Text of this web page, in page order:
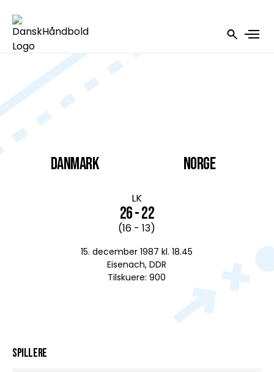
DANMARK
LK
26 - 22
(16 - 13)
15. december 1987 kl. 18.45
Eisenach, DDR
Tilskuere: 900
Norge
Spillere